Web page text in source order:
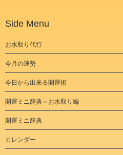
Side Menu
お水取り代行
今月の運勢
今日から出来る開運術
開運ミニ辞典～お水取り編
開運ミニ辞典
カレンダー